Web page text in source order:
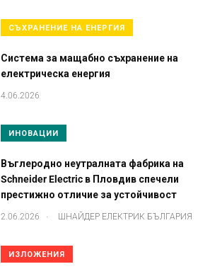
СЪХРАНЕНИЕ НА ЕНЕРГИЯ
Система за мащабно съхранение на
електрическа енергия
4.06.2026
ИНОВАЦИИ
Въглеродно неутралната фабрика на
Schneider Electric в Пловдив спечели
престижно отличие за устойчивост
2.06.2026 . ШНАЙДЕР ЕЛЕКТРИК БЪЛГАРИЯ
ИЗЛОЖЕНИЯ